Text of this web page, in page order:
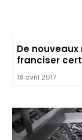
De
franciser
18 avril 2017